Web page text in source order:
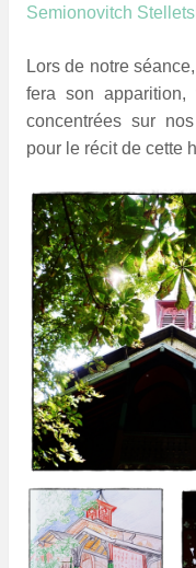
Semionovitch
Lors de notre
fera son
concentrées sur
pour le récit de cette